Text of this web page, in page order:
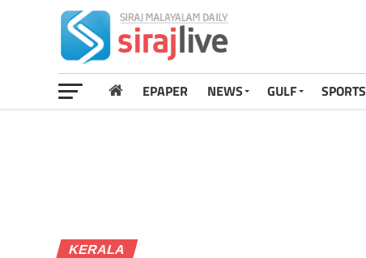
EPAPER NEWS GULF SPORTS
KERALA